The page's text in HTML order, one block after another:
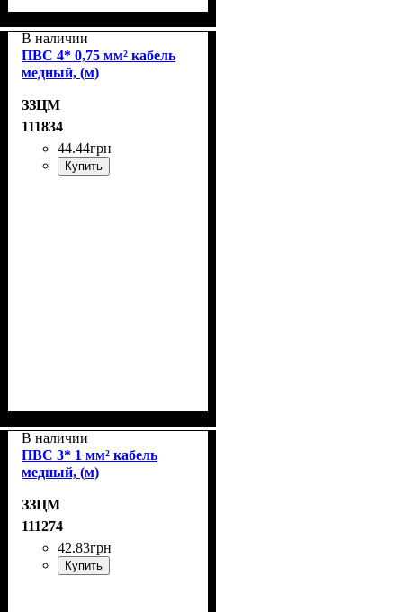
В наличии
ПВС 4* 0,75 мм² кабель
медный, (м)
ЗЗЦМ
111834
44.44грн
Купить
В наличии
ПВС 3* 1 мм² кабель
медный, (м)
ЗЗЦМ
111274
42.83грн
Купить